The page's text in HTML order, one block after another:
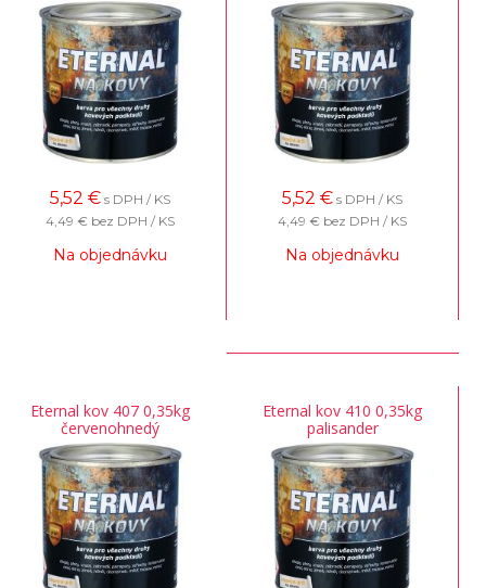
5,52 € s DPH / KS
4,49 € bez DPH / KS
Na objednávku
5,52 € s DPH / KS
4,49 € bez DPH / KS
Na objednávku
Eternal kov 407 0,35kg
červenohnedý
Eternal kov 410 0,35kg
palisander